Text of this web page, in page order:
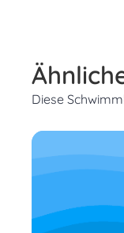
Diese